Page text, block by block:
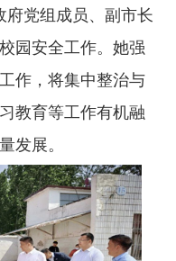
府党组成员、副市长
园安全工作。她强
作，将集中整治与
教育等工作有机融
发展。